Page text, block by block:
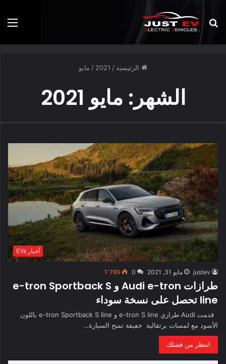
بحث
عن
الرئيسية /
2021
/ مايو
الشهر: مايو 2021
أخبار EVs
justev مايو 31, 2021 0 1٬789
طرازات Audi e-tron و e-tron Sportback S
line تحصل على نسخة سوداء
قدمت Audi طرازي e-tron S line و e-tron Sportback S line باللون
الأسود مع لمسات برتقالية خفيفة تمنح السيارة…
انتظر من فضلك